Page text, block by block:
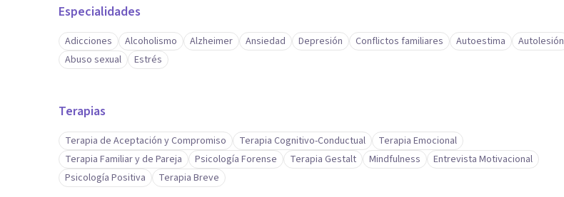
Especialidades
Adicciones Alcoholismo Alzheimer Ansiedad Depresión Conflictos familiares Autoestima
Autolesión
Abuso sexual
Estrés
Terapias
Terapia de Aceptación y Compromiso Terapia Cognitivo-Conductual
Terapia Emocional
Terapia Familiar y de Pareja
Psicología Forense Terapia Gestalt Mindfulness
Entrevista Motivacional
Psicología Positiva
Terapia Breve